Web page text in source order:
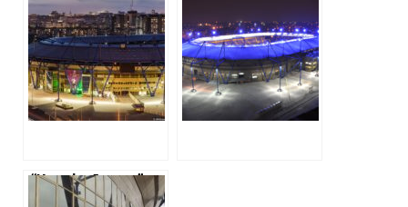
“МЕТАЛІСТ”
ПОЧИНАЮТЬСЯ
РОБОТИ З
БУДІВНИЦТВА
ЖИТЛОВОГО
КОМПЛЕКСУ
“Металіст”: 1,5
мільйони
витратять на
проектно-
кошторисну
документацію
“Харків-Арена”
шукає орендарів